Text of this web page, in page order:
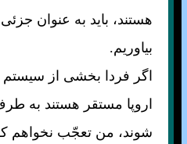
هستند، بايد به عنوان
بياوريم.
اگر فردا بخشی از
اروپا مستقر هستند به
شوند، من تعجّب نخواهم